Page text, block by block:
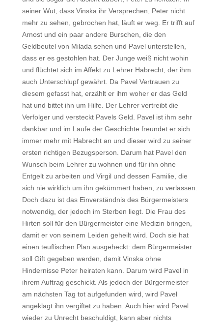
seiner Wut, dass Vinska ihr Versprechen, Peter nicht
mehr zu sehen, gebrochen hat, läuft er weg. Er trifft auf
Arnost und ein paar andere Burschen, die den
Geldbeutel von Milada sehen und Pavel unterstellen,
dass er es gestohlen hat. Der Junge weiß nicht wohin
und flüchtet sich im Affekt zu Lehrer Habrecht, der ihm
auch Unterschlupf gewährt. Da Pavel Vertrauen zu
diesem gefasst hat, erzählt er ihm woher er das Geld
hat und bittet ihn um Hilfe. Der Lehrer vertreibt die
Verfolger und versteckt Pavels Geld. Pavel ist ihm sehr
dankbar und im Laufe der Geschichte freundet er sich
immer mehr mit Habrecht an und dieser wird zu seiner
ersten richtigen Bezugsperson. Darum hat Pavel den
Wunsch beim Lehrer zu wohnen und für ihn ohne
Entgelt zu arbeiten und Virgil und dessen Familie, die
sich nie wirklich um ihn gekümmert haben, zu verlassen.
Doch dazu ist das Einverständnis des Bürgermeisters
notwendig, der jedoch im Sterben liegt. Die Frau des
Hirten soll für den Bürgermeister eine Medizin bringen,
damit er von seinem Leiden geheilt wird. Doch sie hat
einen teuflischen Plan ausgeheckt: dem Bürgermeister
soll Gift gegeben werden, damit Vinska ohne
Hindernisse Peter heiraten kann. Darum wird Pavel in
ihrem Auftrag geschickt. Als jedoch der Bürgermeister
am nächsten Tag tot aufgefunden wird, wird Pavel
angeklagt ihn vergiftet zu haben. Auch hier wird Pavel
wieder zu Unrecht beschuldigt, kann aber nichts